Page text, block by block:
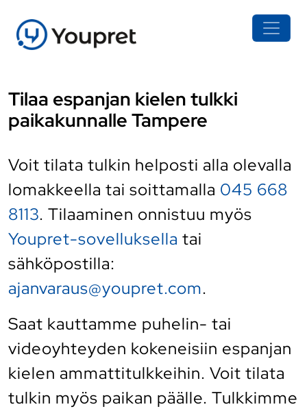
Tilaa espanjan kielen tulkki
paikakunnalle Tampere
Voit tilata tulkin helposti alla olevalla
lomakkeella tai soittamalla 045 668
8113. Tilaaminen onnistuu myös
Youpret-sovelluksella tai
sähköpostilla:
ajanvaraus@youpret.com.
Saat kauttamme puhelin- tai
videoyhteyden kokeneisiin espanjan
kielen ammattitulkkeihin. Voit tilata
tulkin myös paikan päälle. Tulkkimme